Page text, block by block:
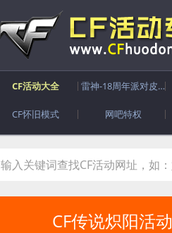
CF活动大全 雷神-18周年派对皮肤
CF怀旧模式 网吧特权
CF传说炽阳活动